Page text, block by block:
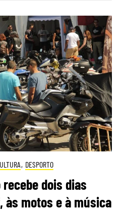
, DESPORTO
recebe dois dias
às motos e à música